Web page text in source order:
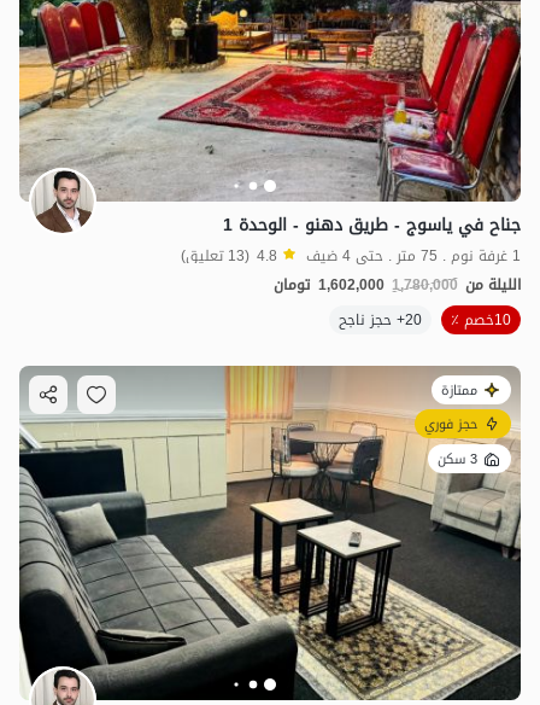
جناح في ياسوج - طريق دهنو - الوحدة 1
1 غرفة نوم . 75 متر . حتى 4 ضيف 4.8 (13 تعليق)
الليلة من 1,780,000
1,602,000 تومان
10خصم ٪
20+ حجز ناجح
ممتازة
حجز فوري
3 سكن